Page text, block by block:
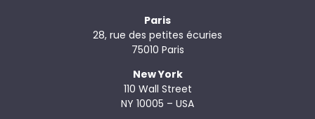
Paris
28, rue des petites écuries
75010 Paris
New York
110 Wall Street
NY 10005 – USA